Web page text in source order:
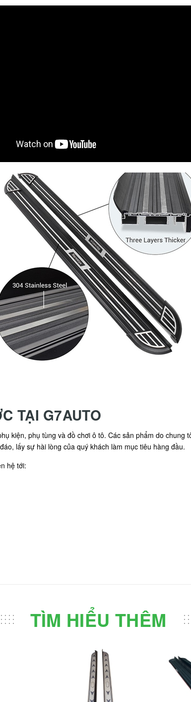
TẠI G7AUTO
kiện, phụ tùng và đồ chơi ô tô. Các sản phẩm do
lấy sự hài lòng của quý khách làm mục tiêu hàng đầu.
hệ tới:
TÌM HIỂU THÊM